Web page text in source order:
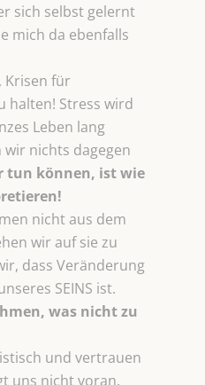
sich selbst gelernt
mich da ebenfalls
Krisen für
halten! Stress wird
Leben lang
wir nichts dagegen
tun können, ist wie
nicht aus dem
wir auf sie zu
dass Veränderung
SEINS ist.
was nicht zu
und vertrauen
uns nicht voran.